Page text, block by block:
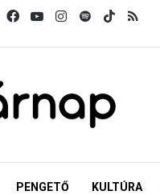
FacebookYouTubeInstagram
SpotifyTikTok
PENGETŐ KULTÚRA